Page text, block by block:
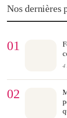
Nos dernières
01
4
02